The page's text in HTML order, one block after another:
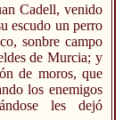
Cadell, venido
escudo un perro
sonbre campo
de Murcia; y
de moros, que
los enemigos
les dejó